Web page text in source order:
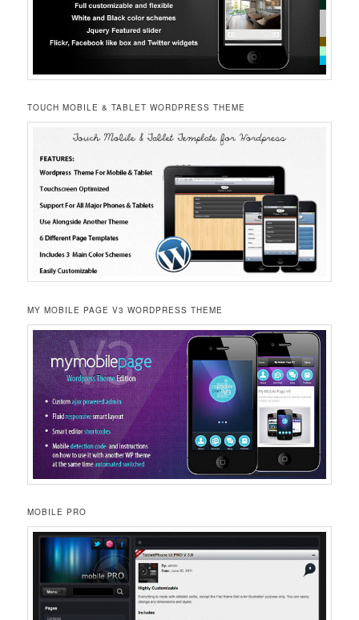
TOUCH MOBILE & TABLET WORDPRESS THEME
MY MOBILE PAGE V3 WORDPRESS THEME
MOBILE PRO